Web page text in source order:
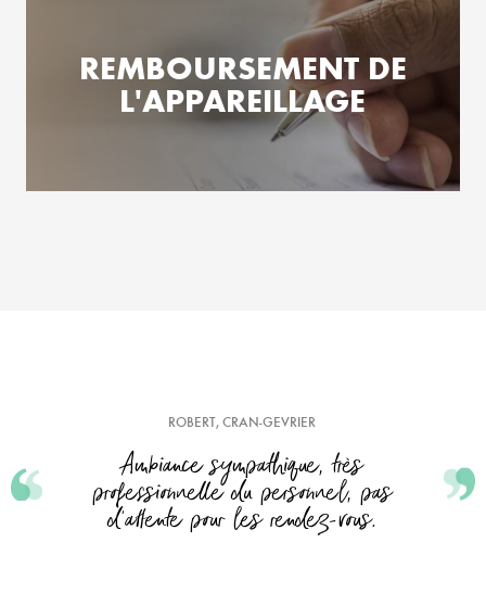
REMBOURSEMENT DE
L'APPAREILLAGE
ROBERT, CRAN-GEVRIER
Ambiance sympathique, très
professionnelle du personnel, pas
d'attente pour les rendez-vous.